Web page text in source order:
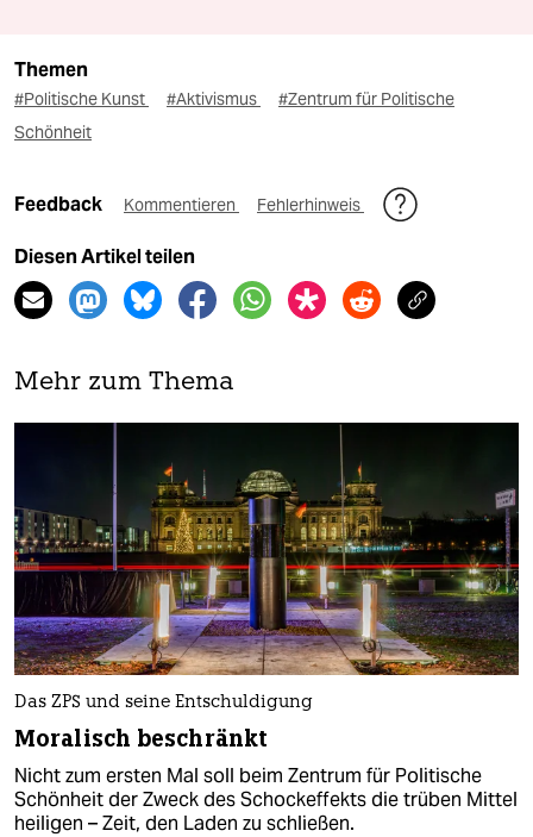
Themen
#Politische Kunst #Aktivismus
#Zentrum für Politische
Schönheit
Feedback Kommentieren Fehlerhinweis
Diesen Artikel teilen
Mehr zum Thema
Das ZPS und seine Entschuldigung
Moralisch beschränkt
Nicht zum ersten Mal soll beim Zentrum für Politische
Schönheit der Zweck des Schockeffekts die trüben Mittel
heiligen – Zeit, den Laden zu schließen.